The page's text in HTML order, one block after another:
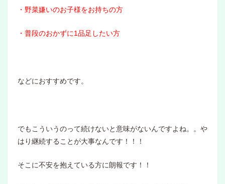
・野菜嫌いのお子様をお持ちの方
・普段のおかずに1品足したい方
などにおすすめです。
でもこういうのって続けないと意味がないんですよね。。や
はり継続することが大事なんです！！！
そこに不安を抱えている方に朗報です！！